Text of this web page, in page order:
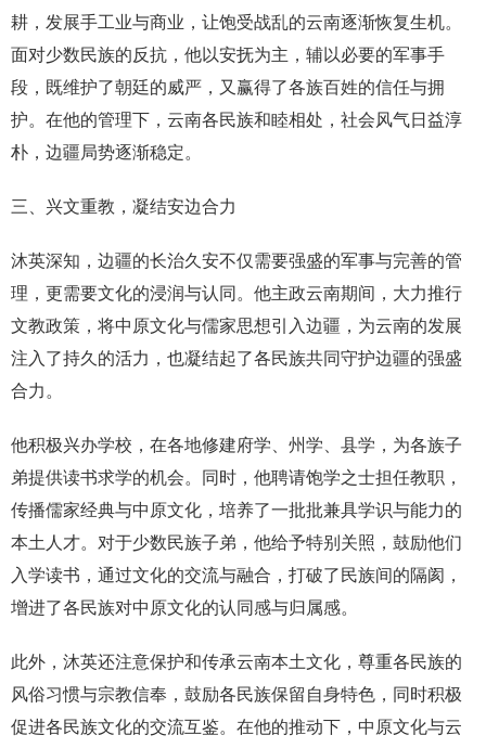
耕，发展手工业与商业，让饱受战乱的云南逐渐恢复生机。
面对少数民族的反抗，他以安抚为主，辅以必要的军事手
段，既维护了朝廷的威严，又赢得了各族百姓的信任与拥
护。在他的管理下，云南各民族和睦相处，社会风气日益淳
朴，边疆局势逐渐稳定。
三、兴文重教，凝结安边合力
沐英深知，边疆的长治久安不仅需要强盛的军事与完善的管
理，更需要文化的浸润与认同。他主政云南期间，大力推行
文教政策，将中原文化与儒家思想引入边疆，为云南的发展
注入了持久的活力，也凝结起了各民族共同守护边疆的强盛
合力。
他积极兴办学校，在各地修建府学、州学、县学，为各族子
弟提供读书求学的机会。同时，他聘请饱学之士担任教职，
传播儒家经典与中原文化，培养了一批批兼具学识与能力的
本土人才。对于少数民族子弟，他给予特别关照，鼓励他们
入学读书，通过文化的交流与融合，打破了民族间的隔阂，
增进了各民族对中原文化的认同感与归属感。
此外，沐英还注意保护和传承云南本土文化，尊重各民族的
风俗习惯与宗教信奉，鼓励各民族保留自身特色，同时积极
促进各民族文化的交流互鉴。在他的推动下，中原文化与云